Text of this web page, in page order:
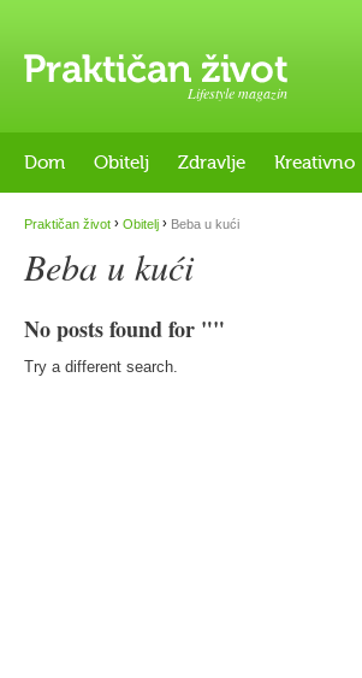
Lifestyle magazin
Dom Obitelj Zdravlje Kreativno
Praktičan život › Obitelj › Beba u kući
Beba u kući
No posts found for ""
Try a different search.